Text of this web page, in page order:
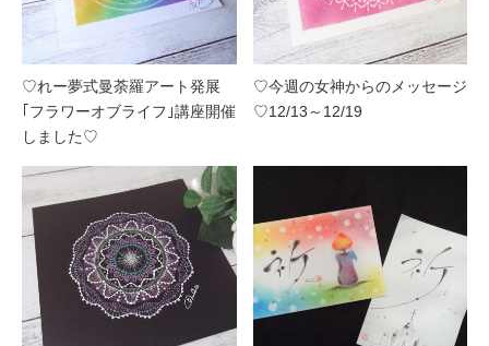
♡れー夢式曼荼羅アート発展
｢フラワーオブライフ｣講座開催
しました♡
♡今週の女神からのメッセージ
♡12/13～12/19